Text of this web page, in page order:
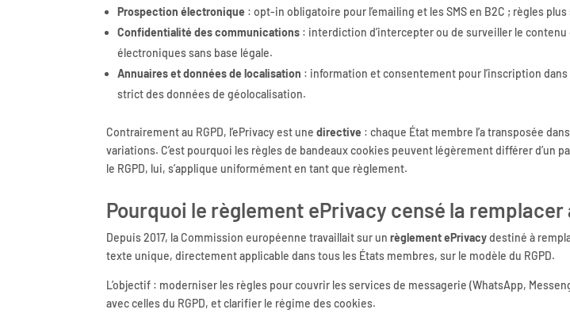
Prospection électronique : opt-in obligatoire pour l’emailing et les SMS en B2C ; règles
Confidentialité des communications : interdiction d’intercepter ou de surveiller le
électroniques sans base légale.
Annuaires et données de localisation : information et consentement pour l’inscription
strict des données de géolocalisation.
Contrairement au RGPD, l’ePrivacy est unedirective : chaque État membre l’a transposée
variations. C’est pourquoi les règles de bandeaux cookies peuvent légèrement différer d’un
le RGPD, lui, s’applique uniformément en tant que règlement.
Pourquoi le règlement ePrivacy censé la remplacer
Depuis 2017, la Commission européenne travaillait sur unrèglement ePrivacydestiné à
texte unique, directement applicable dans tous les États membres, sur le modèle du RGPD.
L’objectif : moderniser les règles pour couvrir les services de messagerie (WhatsApp,
avec celles du RGPD, et clarifier le régime des cookies.